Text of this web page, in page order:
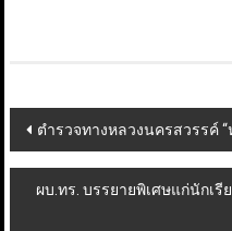
Post
navigation
ตำรวจทางหลวงนครสวรรค์
ผบ.ทร. บรรยายพิเศษแก่นักเรี